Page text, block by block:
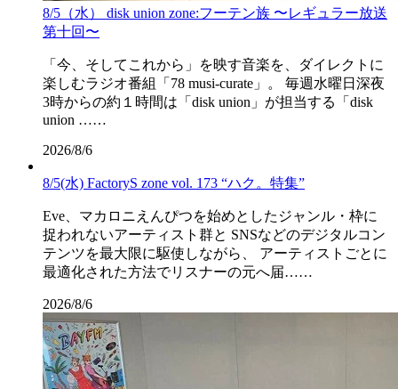
8/5（水） disk union zone:フーテン族 〜レギュラー放送
第十回〜
「今、そしてこれから」を映す音楽を、ダイレクトに
楽しむラジオ番組「78 musi-curate」。 毎週水曜日深夜
3時からの約１時間は「disk union」が担当する「disk
union ……
2026/8/6
8/5(水) FactoryS zone vol. 173 “ハク。特集”
Eve、マカロニえんぴつを始めとしたジャンル・枠に
捉われないアーティスト群と SNSなどのデジタルコン
テンツを最大限に駆使しながら、 アーティストごとに
最適化された方法でリスナーの元へ届……
2026/8/6